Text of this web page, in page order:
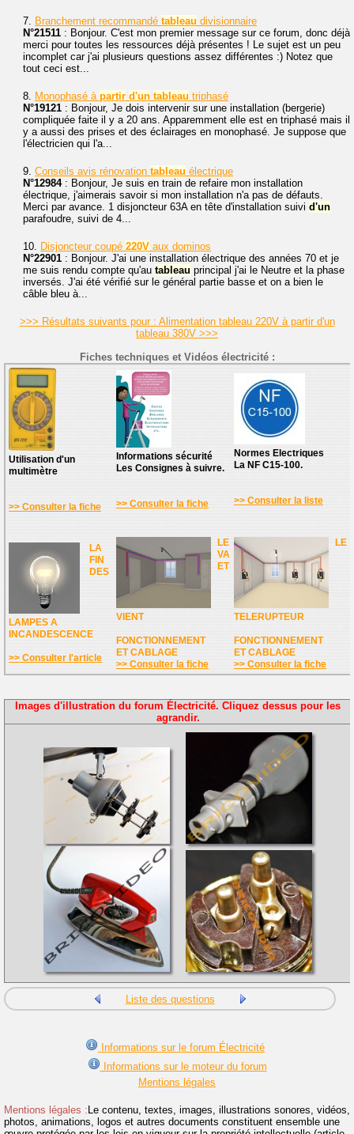
7. Branchement recommandé tableau divisionnaire
N°21511 : Bonjour. C'est mon premier message sur ce forum, donc déjà
merci pour toutes les ressources déjà présentes ! Le sujet est un peu
incomplet car j'ai plusieurs questions assez différentes :) Notez que
tout ceci est...
8. Monophasé à partir d'un tableau triphasé
N°19121 : Bonjour, Je dois intervenir sur une installation (bergerie)
compliquée faite il y a 20 ans. Apparemment elle est en triphasé mais il
y a aussi des prises et des éclairages en monophasé. Je suppose que
l'électricien qui l'a...
9. Conseils avis rénovation tableau électrique
N°12984: Bonjour, Je suis en train de refaire mon installation
électrique, j'aimerais savoir si mon installation n'a pas de défauts.
Merci par avance. 1 disjoncteur 63A en tête d'installation suivi d'un
parafoudre, suivi de 4...
10. Disjoncteur coupé 220V aux dominos
N°22901 : Bonjour. J'ai une installation électrique des années 70 et je
me suis rendu compte qu'au tableau principal j'ai le Neutre et la phase
inversés. J'ai été vérifié sur le général partie basse et on a bien le
câble bleu à...
>>> Résultats suivants pour : Alimentation tableau 220V à partir d'un
tableau 380V >>>
Fiches techniques et Vidéos électricité :
Utilisation d'un
multimètre
>> Consulter la fiche
Informations sécurité
Les Consignes à suivre.
>> Consulter la fiche
Normes Electriques
La NF C15-100.
>> Consulter la liste
LA
FIN
DES
LAMPES A
INCANDESCENCE
>> Consulter l'article
LE
VA
ET
VIENT
FONCTIONNEMENT
ET CABLAGE
>> Consulter la fiche
LE
TELERUPTEUR
FONCTIONNEMENT
ET CABLAGE
>> Consulter la fiche
Images d'illustration du forum Électricité. Cliquez dessus pour les
agrandir.
Liste des questions
Informations sur le forum Électricité
Informations sur le moteur du forum
Mentions légales
Mentions légales : Le contenu, textes, images, illustrations sonores, vidéos,
photos, animations, logos et autres documents constituent ensemble une